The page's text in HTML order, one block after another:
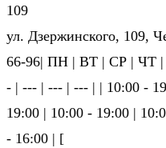
109
ул. Дзержинского, 109,
66-96| ПН | ВТ | СР | ЧТ
- | --- | --- | --- | | 10:00 -
19:00 | 10:00 - 19:00 |
- 16:00 | [